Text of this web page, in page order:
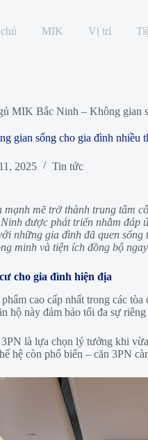
MIK Vị trí
MIK Bắc Ninh – Không gian
gian sống cho gia đình nhiều
2025 Tin tức
mẽ trở thành trung tâm
được phát triển nhằm đáp
những gia đình đã quen sống
minh và tiện ích đồng bộ
cho gia đình hiện địa
cao cấp nhất trong các
hộ này đảm bảo tối đa sự
là lựa chọn lý tưởng khi
hệ còn phổ biến – căn 3PN